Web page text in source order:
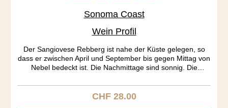
Sonoma Coast
Wein Profil
Der Sangiovese Rebberg ist nahe der Küste gelegen, so
dass er zwischen April und September bis gegen Mittag von
Nebel bedeckt ist. Die Nachmittage sind sonnig. Die
was eine Ernte bis Ende Oktober ermöglicht. Das Resultat
sind optimal ausgereifte Trauben. Die Fermentierung dauert
Regulärer Preis:
CHF 28.00